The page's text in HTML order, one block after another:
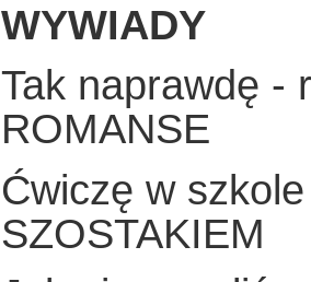
WYWIADY
Tak naprawdę -
ROMANSE
Ćwiczę w
SZOSTAKIEM